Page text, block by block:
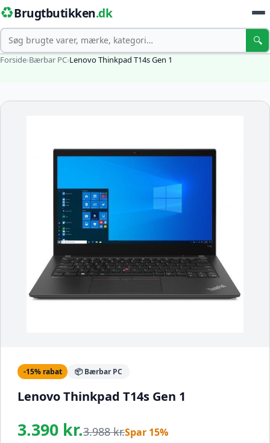
♻️Brugtbutikken.dk
Søg 🔍
Forside›Bærbar PC›Lenovo Thinkpad T14s Gen 1
-15% rabat 📦 Bærbar PC
Lenovo Thinkpad T14s Gen 1
3.390 kr.3.988 kr.Spar 15%